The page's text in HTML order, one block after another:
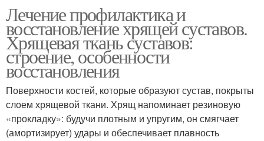
Лечение профилактика и
восстановление хрящей суставов.
Хрящевая ткань суставов:
строение, особенности
восстановления
Поверхности костей, которые образуют сустав, покрыты
слоем хрящевой ткани. Хрящ напоминает резиновую
«прокладку»: будучи плотным и упругим, он смягчает
(амортизирует) удары и обеспечивает плавность